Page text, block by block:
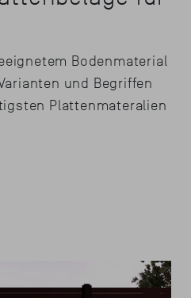
Bodenmaterial
und Begriffen
Plattenmateralien